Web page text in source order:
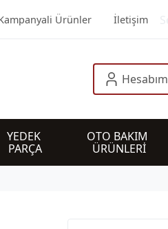
Ürünler İletişim
Hesabım
YEDEK
PARÇA
OTO BAKIM
ÜRÜNLERİ